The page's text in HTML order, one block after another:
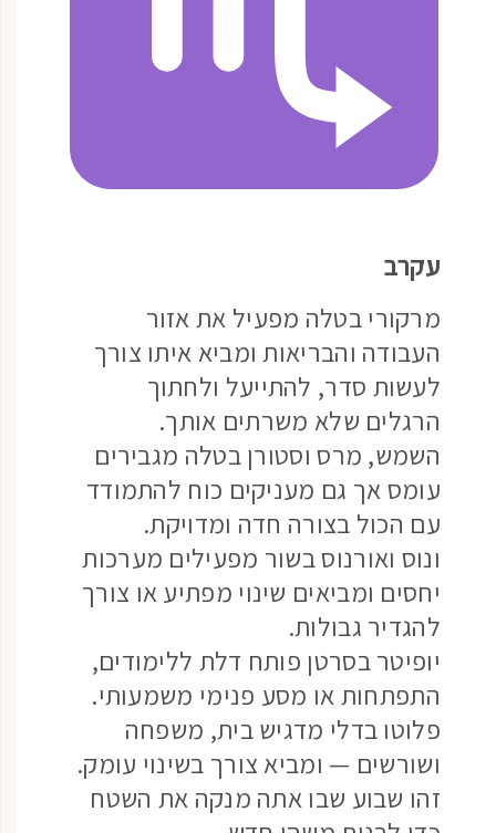
עקרב
מרקורי בטלה מפעיל את אזור
העבודה והבריאות ומביא איתו צורך
לעשות סדר, להתייעל ולחתוך
הרגלים שלא משרתים אותך.
השמש, מרס וסטורן בטלה מגבירים
עומס אך גם מעניקים כוח להתמודד
עם הכול בצורה חדה ומדויקת.
ונוס ואורנוס בשור מפעילים מערכות
יחסים ומביאים שינוי מפתיע או צורך
להגדיר גבולות.
יופיטר בסרטן פותח דלת ללימודים,
התפתחות או מסע פנימי משמעותי.
פלוטו בדלי מדגיש בית, משפחה
ושורשים — ומביא צורך בשינוי עומק.
זהו שבוע שבו אתה מנקה את השטח